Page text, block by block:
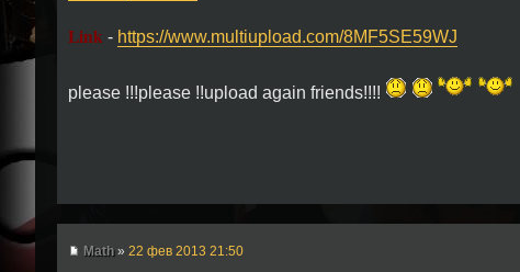
Link - https://www.multiupload.com/8MF5SE59WJ
please !!!please !!upload again friends!!!!
Math » 22 фев 2013 21:50